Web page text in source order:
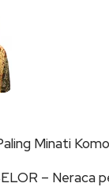
Minati
– Neraca